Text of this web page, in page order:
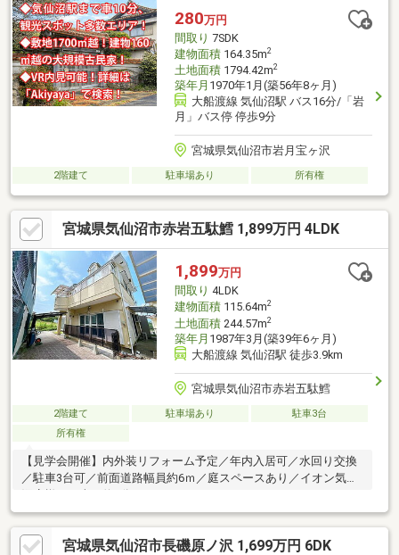
ット予約可能！】「プロ目線で見る、ハウスメーカーの建売」を
現地で体感しませんか。
280万円
間取り 7SDK
建物面積164.35m2
土地面積1794.42m2
築年月 1970年1月(築56年8ヶ月)
大船渡線 気仙沼駅 バス16分/「岩
月」バス停 停歩9分
宮城県気仙沼市岩月宝ヶ沢
2階建て 駐車場あり 所有権
宮城県気仙沼市赤岩五駄鱈 1,899万円 4LDK
1,899万円
間取り 4LDK
建物面積115.64m2
土地面積244.57m2
築年月 1987年3月(築39年6ヶ月)
大船渡線 気仙沼駅 徒歩3.9km
宮城県気仙沼市赤岩五駄鱈
2階建て 駐車場あり
駐車3台
所有権
【見学会開催】内外装リフォーム予定／年内入居可／水回り交換
／駐車3台可／前面道路幅員約6ｍ／庭スペースあり／イオン気仙
宮城県気仙沼市長磯原ノ沢 1,699万円 6DK